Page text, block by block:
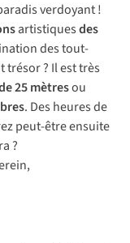
verdoyant !
artistiquesdes
des tout-
trésor ? Il est très
25 mètresou
. Des heures de
peut-être ensuite
?